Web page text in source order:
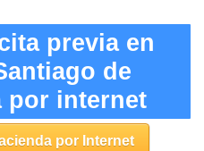
previa en
de
por internet
por Internet